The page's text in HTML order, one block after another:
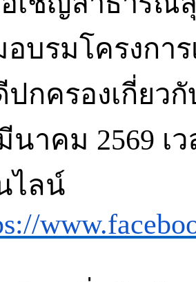
อบรมโครงกา
ปกครองเกี่ยว
นาคม 2569 เ
ไลน์